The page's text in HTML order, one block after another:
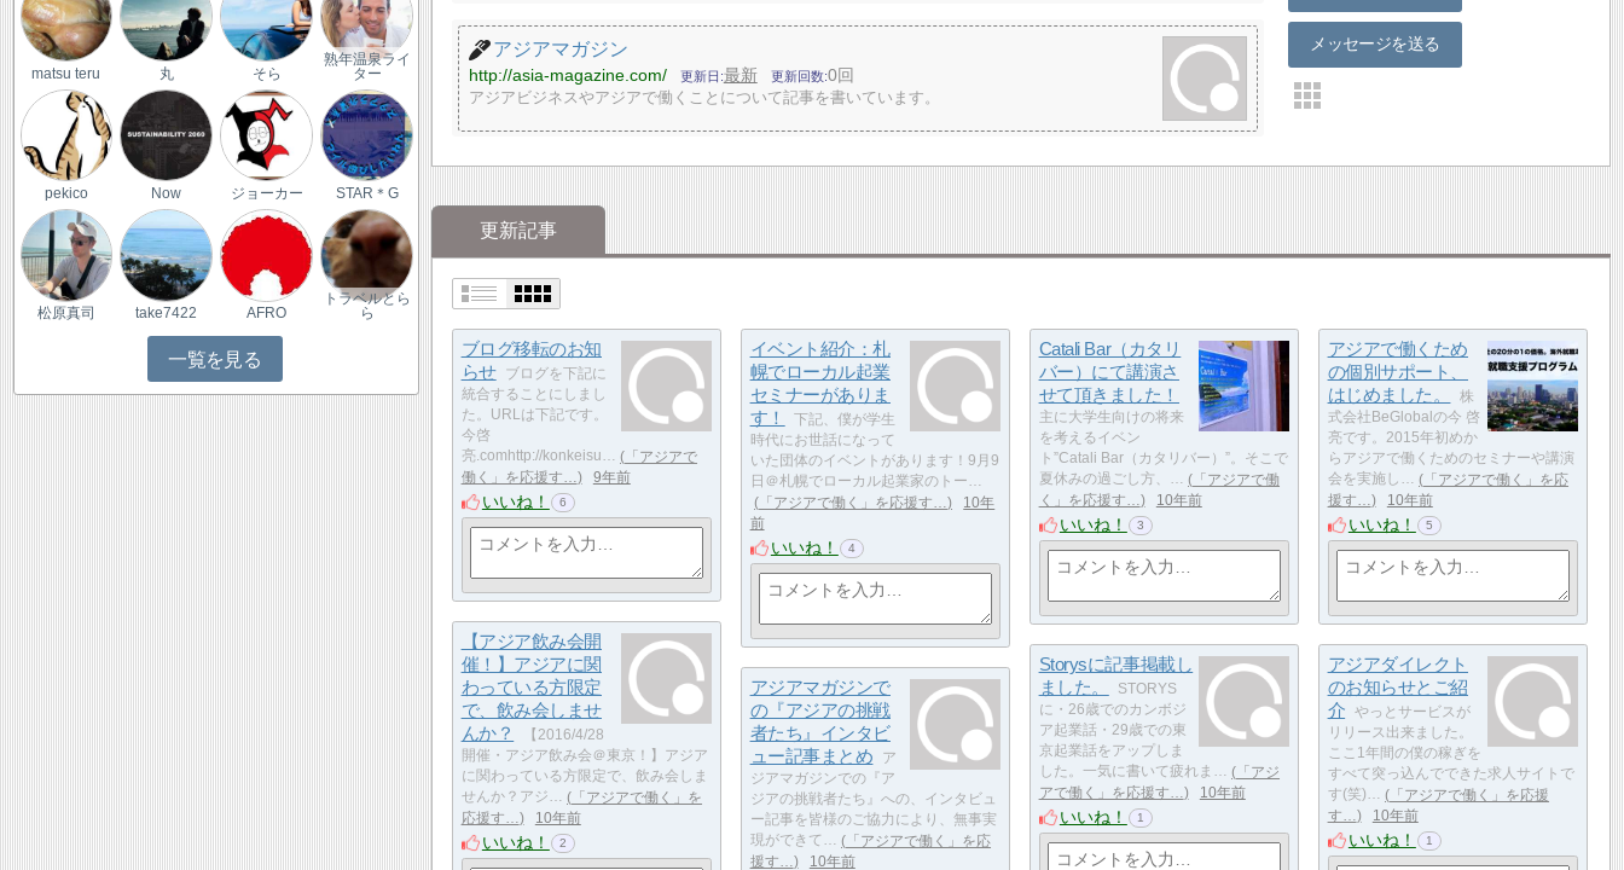
メッセージを送る
アジアマガジン
http://asia-magazine.com/ 更新日 最新 更新回数 0回
アジアビジネスやアジアで働くことについて記事を書いています。
更新記事
ブログ移転のお知
らせ
ブログを下記に
統合することにしまし
た。URLは下記です。
今啓
亮.comhttp://konkeisu…
「アジアで
働く」を応援す…
9年前
いいね！ 6
イベント紹介：札
幌でローカル起業
セミナーがありま
す！
下記、僕が学生
時代にお世話になって
いた団体のイベントがあります！9月9
日＠札幌でローカル起業家のトー…
「アジアで働く」を応援す…
10年
前
いいね！ 4
Catali Bar（カタリ
バー）にて講演さ
せて頂きました！
主に大学生向けの将来
を考えるイベン
ト”Catali Bar（カタリバー）”。そこで
夏休みの過ごし方、…
「アジアで働
く」を応援す…
10年前
いいね！ 3
アジアで働くため
の個別サポート、
はじめました。
株
式会社BeGlobalの今 啓
亮です。2015年初めか
らアジアで働くためのセミナーや講演
会を実施し…
「アジアで働く」を応
援す…
10年前
いいね！ 5
【アジア飲み会開
催！】アジアに関
わっている方限定
で、飲み会しませ
んか？
【2016/4/28
開催・アジア飲み会＠東京！】アジア
に関わっている方限定で、飲み会しま
せんか？アジ…
「アジアで働く」を
応援す…
10年前
いいね！ 2
Storysに記事掲載し
ました。
STORYS
に・26歳でのカンボジ
ア起業話・29歳での東
京起業話をアップしま
した。一気に書いて疲れま…
「アジ
アで働く」を応援す…
10年前
いいね！ 1
アジアダイレクト
のお知らせとご紹
介
やっとサービスが
リリース出来ました。
ここ1年間の僕の稼ぎを
すべて突っ込んでできた求人サイトで
す(笑)…
「アジアで働く」を応援
す…
10年前
いいね！ 1
アジアマガジンで
の『アジアの挑戦
者たち』インタビ
ュー記事まとめ
ア
ジアマガジンでの『ア
ジアの挑戦者たち』への、インタビュ
ー記事を皆様のご協力により、無事実
現ができて…
「アジアで働く」を応
援す…
10年前
matsu teru 丸 そら
熟年温泉ライ
ター
pekico Now ジョーカー STAR＊G
松原真司 take7422 AFRO
トラベルとら
ら
一覧を見る